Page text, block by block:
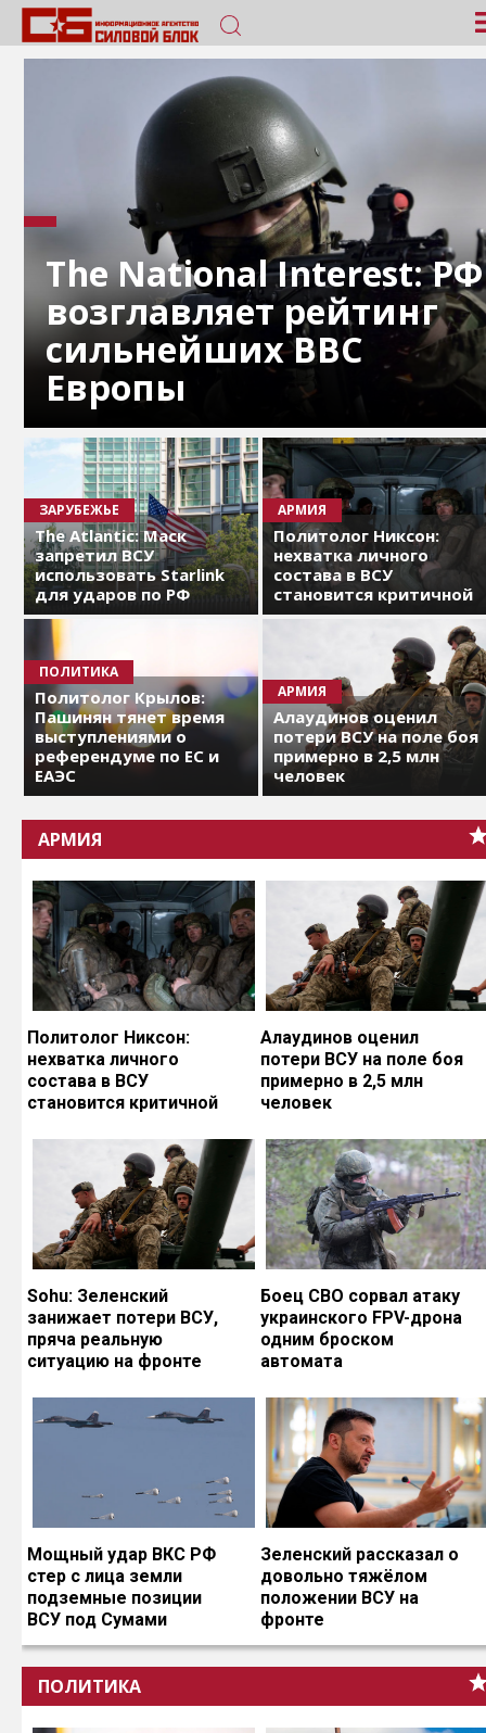
The National Interest: РФ
возглавляет рейтинг
сильнейших ВВС
Европы
ЗАРУБЕЖЬЕ
The Atlantic: Маск
запретил ВСУ
использовать Starlink
для ударов по РФ
АРМИЯ
Политолог Никсон:
нехватка личного
состава в ВСУ
становится критичной
ПОЛИТИКА
Политолог Крылов:
Пашинян тянет время
выступлениями о
референдуме по ЕС и
ЕАЭС
АРМИЯ
Алаудинов оценил
потери ВСУ на поле боя
примерно в 2,5 млн
человек
АРМИЯ
Политолог Никсон:
нехватка личного
состава в ВСУ
становится критичной
Алаудинов оценил
потери ВСУ на поле боя
примерно в 2,5 млн
человек
Sohu: Зеленский
занижает потери ВСУ,
пряча реальную
ситуацию на фронте
Боец СВО сорвал атаку
украинского FPV-дрона
одним броском
автомата
Мощный удар ВКС РФ
стер с лица земли
подземные позиции
ВСУ под Сумами
Зеленский рассказал о
довольно тяжёлом
положении ВСУ на
фронте
ПОЛИТИКА